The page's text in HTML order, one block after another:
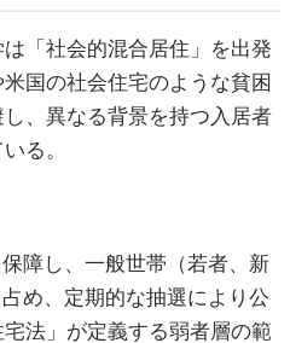
「社会的混合居住」を出発
国の社会住宅のような貧困
、異なる背景を持つ入居者
る。
障し、一般世帯（若者、新
め、定期的な抽選により公
法」が定義する弱者層の範